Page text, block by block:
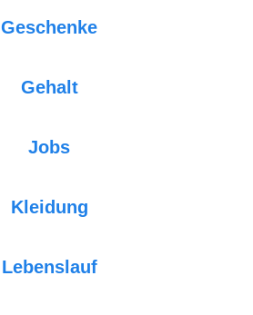
Geschenke
Gehalt
Jobs
Kleidung
Lebenslauf